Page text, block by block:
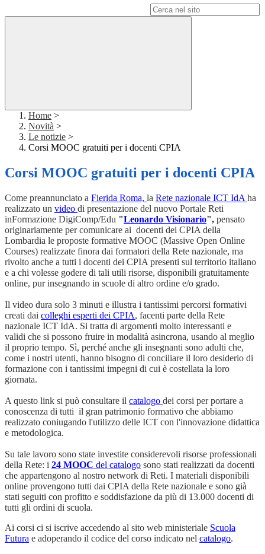
Home >
Novità >
Le notizie >
Corsi MOOC gratuiti per i docenti CPIA
Corsi MOOC gratuiti per i docenti CPIA
Come preannunciato a Fierida Roma, la Rete nazionale ICT IdA ha
realizzato un video di presentazione del nuovo Portale Reti
inFormazione DigiComp/Edu "Leonardo Visionario", pensato
originariamente per comunicare ai docenti dei CPIA della
Lombardia le proposte formative MOOC (Massive Open Online
Courses) realizzate finora dai formatori della Rete nazionale, ma
rivolto anche a tutti i docenti dei CPIA presenti sul territorio italiano
e a chi volesse godere di tali utili risorse, disponibili gratuitamente
online, pur insegnando in scuole di altro ordine e/o grado.
Il video dura solo 3 minuti e illustra i tantissimi percorsi formativi
creati dai colleghi esperti dei CPIA, facenti parte della Rete
nazionale ICT IdA. Si tratta di argomenti molto interessanti e
validi che si possono fruire in modalità asincrona, usando al meglio
il proprio tempo. Sì, perché anche gli insegnanti sono adulti che,
come i nostri utenti, hanno bisogno di conciliare il loro desiderio di
formazione con i tantissimi impegni di cui è costellata la loro
giornata.
A questo link si può consultare il catalogo dei corsi per portare a
conoscenza di tutti il gran patrimonio formativo che abbiamo
realizzato coniugando l'utilizzo delle ICT con l'innovazione didattica
e metodologica.
Su tale lavoro sono state investite considerevoli risorse professionali
della Rete: i 24 MOOC del catalogo sono stati realizzati da docenti
che appartengono al nostro network di Reti. I materiali disponibili
online provengono tutti dai CPIA della Rete nazionale e sono già
stati seguiti con profitto e soddisfazione da più di 13.000 docenti di
tutti gli ordini di scuola.
Ai corsi ci si iscrive accedendo al sito web ministeriale Scuola
Futura e adoperando il codice del corso indicato nel catalogo.